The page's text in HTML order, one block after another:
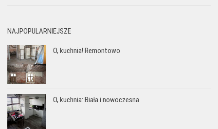
NAJPOPULARNIEJSZE
O, kuchnia! Remontowo
O, kuchnia: Biała i nowoczesna